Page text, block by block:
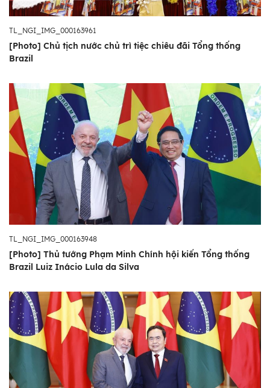
TL_NGI_IMG_000163961
[Photo] Chủ tịch nước chủ trì tiệc chiêu đãi Tổng thống
Brazil
TL_NGI_IMG_000163948
[Photo] Thủ tướng Phạm Minh Chính hội kiến Tổng thống
Brazil Luiz Inácio Lula da Silva